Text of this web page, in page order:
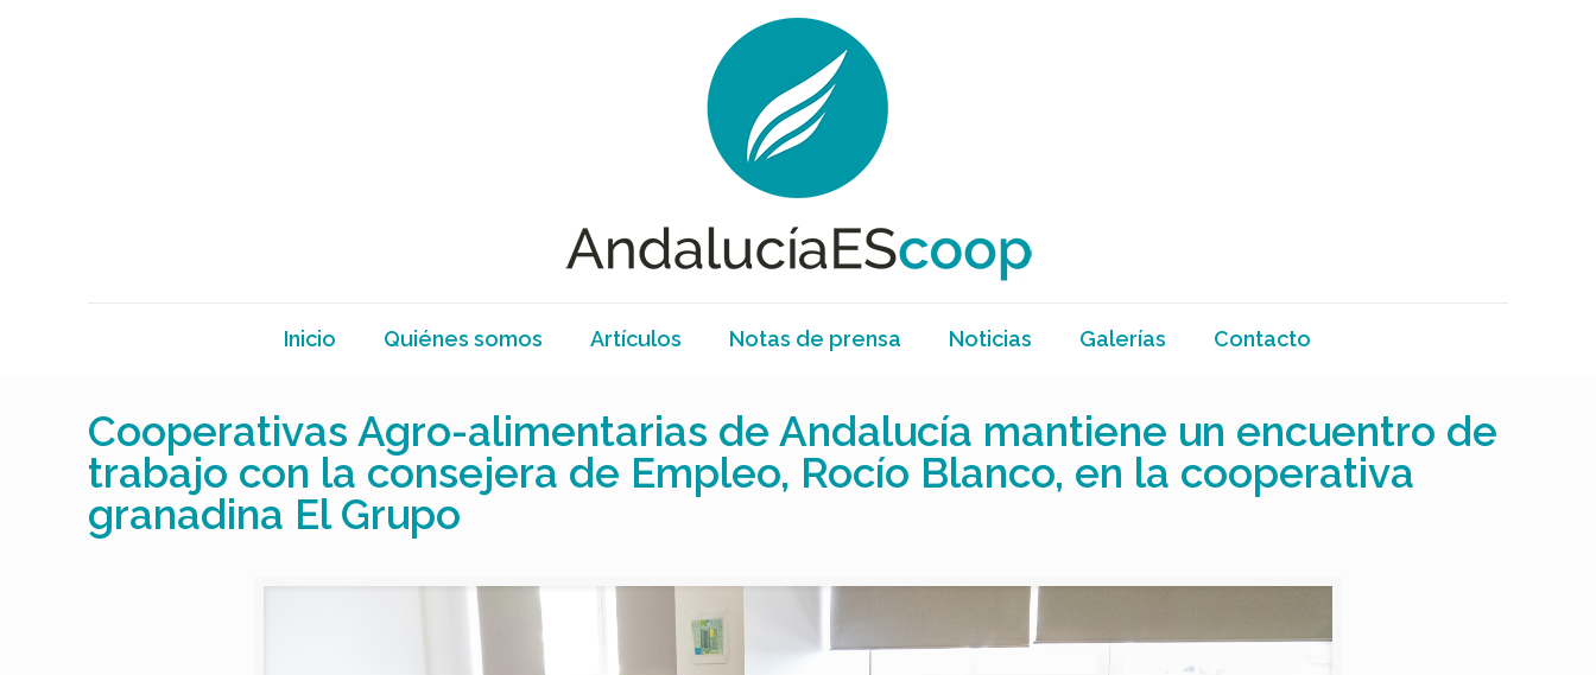
Inicio Quiénes somos Artículos Notas de prensa Noticias Galerías Contacto
Cooperativas Agro-alimentarias de Andalucía mantiene un encuentro de
trabajo con la consejera de Empleo, Rocío Blanco, en la cooperativa
granadina El Grupo